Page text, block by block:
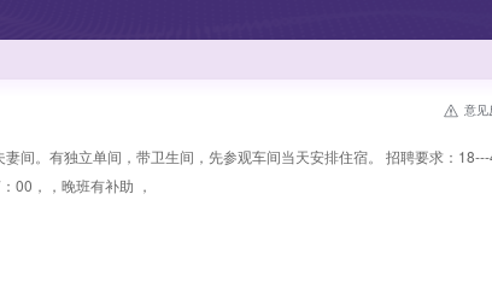
意见
间。有独立单间，带卫生间，先参观车间当天安排住宿。 招聘要求：
00，，晚班有补助 ，